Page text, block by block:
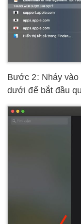
Bước 2: Nháy
dưới để bắt đầu